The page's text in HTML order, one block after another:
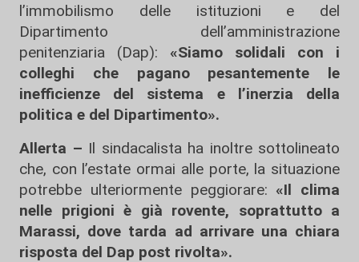
l’immobilismo delle istituzioni e del
Dipartimento dell’amministrazione
penitenziaria (Dap): «Siamo solidali con i
colleghi che pagano pesantemente le
inefficienze del sistema e l’inerzia della
politica e del Dipartimento».
Allerta – Il sindacalista ha inoltre sottolineato
che, con l’estate ormai alle porte, la situazione
potrebbe ulteriormente peggiorare: «Il clima
nelle prigioni è già rovente, soprattutto a
Marassi, dove tarda ad arrivare una chiara
risposta del Dap post rivolta».